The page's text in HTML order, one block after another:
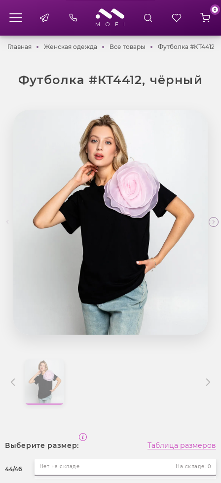
0
ГлавнаяГлавнаяЖенская одежда Женская одежда
Все товары Все товары
Футболка #КТ4412,
Футболка #КТ4412, чёрный
Выберите размер: Таблица размеров
44/46 Нет на складе На складе: 0